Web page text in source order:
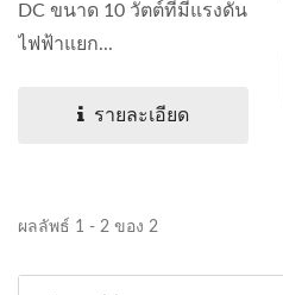
DC ขนาด 10 วัตต์ที่มีแรงดัน
ไฟฟ้าแยก...
รายละเอียด
ผลลัพธ์ 1 - 2 ของ 2